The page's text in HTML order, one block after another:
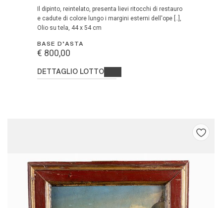
e cadute di colore lungo i margini esterni dell'ope [..],
Olio su tela, 44 x 54 cm
BASE D'ASTA
€ 800,00
DETTAGLIO LOTTO